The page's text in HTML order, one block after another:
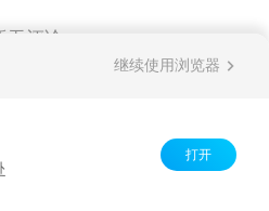
无评论
继续使用浏览器
打开